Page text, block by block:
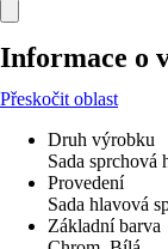
Informace o
Přeskočit oblast
Druh výrobku
Sada sprchová
Provedení
Sada hlavová
Základní barva